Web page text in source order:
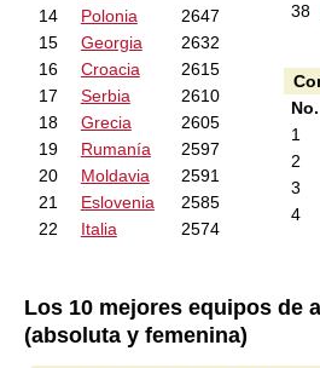
14
Polonia
2647
15
Georgia
2632
16
Croacia
2615
17
Serbia
2610
18
Grecia
2605
19
Rumanía
2597
20
Moldavia
2591
21
Eslovenia
2585
22
Italia 2574
38
No.
1
2
3
4
Los 10 mejores equipos de
(absoluta y femenina)